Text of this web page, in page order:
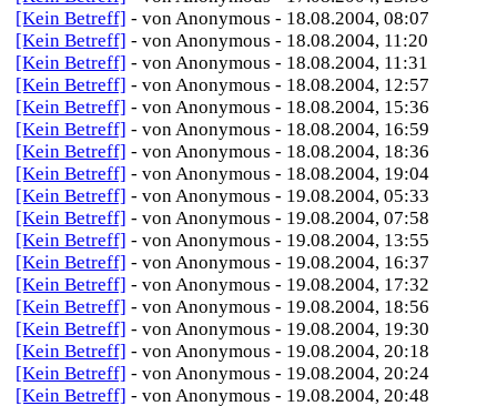
[Kein Betreff] - von Anonymous - 18.08.2004, 08:07
[Kein Betreff] - von Anonymous - 18.08.2004, 11:20
[Kein Betreff] - von Anonymous - 18.08.2004, 11:31
[Kein Betreff] - von Anonymous - 18.08.2004, 12:57
[Kein Betreff] - von Anonymous - 18.08.2004, 15:36
[Kein Betreff] - von Anonymous - 18.08.2004, 16:59
[Kein Betreff] - von Anonymous - 18.08.2004, 18:36
[Kein Betreff] - von Anonymous - 18.08.2004, 19:04
[Kein Betreff] - von Anonymous - 19.08.2004, 05:33
[Kein Betreff] - von Anonymous - 19.08.2004, 07:58
[Kein Betreff] - von Anonymous - 19.08.2004, 13:55
[Kein Betreff] - von Anonymous - 19.08.2004, 16:37
[Kein Betreff] - von Anonymous - 19.08.2004, 17:32
[Kein Betreff] - von Anonymous - 19.08.2004, 18:56
[Kein Betreff] - von Anonymous - 19.08.2004, 19:30
[Kein Betreff] - von Anonymous - 19.08.2004, 20:18
[Kein Betreff] - von Anonymous - 19.08.2004, 20:24
[Kein Betreff] - von Anonymous - 19.08.2004, 20:48